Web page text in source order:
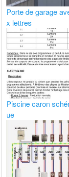
Porte de garage
x lettres
Piscine caron
ue